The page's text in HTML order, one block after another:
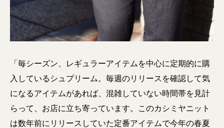
「毎シーズン、レギュラーアイテムを中心に定期的に購
入しているシュプリーム。毎週のリリースを確認して気
になるアイテムがあれば、混雑していない時間帯を見計
らって、お店に立ち寄っています。このカシミヤニット
は数年前にリリースしていた定番アイテムで今年の春夏